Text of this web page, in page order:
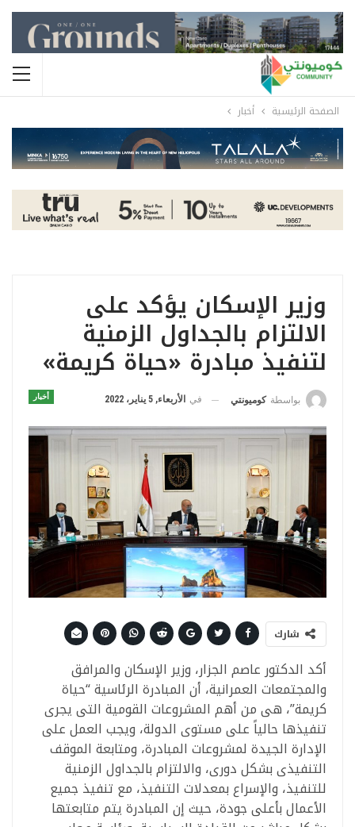
الصفحة الرئيسية أخبار
وزير الإسكان يؤكد على
الالتزام بالجداول الزمنية
لتنفيذ مبادرة «حياة كريمة»
أخبار بواسطة كوميونتي في الأربعاء, 5 يناير، 2022
شارك
أكد الدكتور عاصم الجزار، وزير الإسكان والمرافق
والمجتمعات العمرانية، أن المبادرة الرئاسية “حياة
كريمة”، هى من أهم المشروعات القومية التى يجرى
تنفيذها حالياً على مستوى الدولة، ويجب العمل على
الإدارة الجيدة لمشروعات المبادرة، ومتابعة الموقف
التنفيذى بشكل دورى، والالتزام بالجداول الزمنية
للتنفيذ، والإسراع بمعدلات التنفيذ، مع تنفيذ جميع
الأعمال بأعلى جودة، حيث إن المبادرة يتم متابعتها